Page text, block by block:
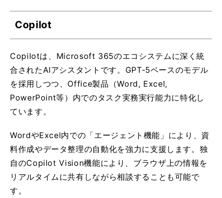
Copilot
Copilotは、Microsoft 365のエコシステムに深く統
合されたAIアシスタントです。GPT-5ベースのモデル
を採用しつつ、Office製品（Word, Excel,
PowerPoint等）内でのタスク実務実行能力に特化し
ています。
WordやExcel内での「エージェント機能」により、資
料作成やデータ整理の自動化を強力に支援します。独
自のCopilot Vision機能により、ブラウザ上の情報を
リアルタイムに共有しながら相談することも可能で
す。